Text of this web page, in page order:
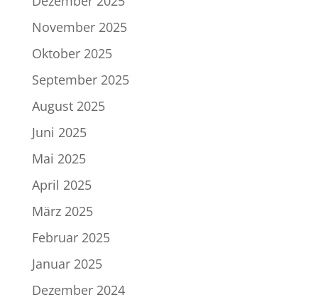
November 2025
Oktober 2025
September 2025
August 2025
Juni 2025
Mai 2025
April 2025
März 2025
Februar 2025
Januar 2025
Dezember 2024